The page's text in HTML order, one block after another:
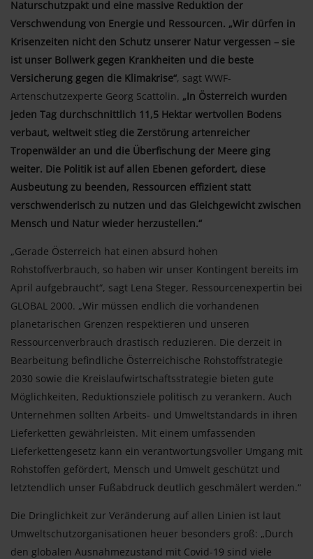
Naturschutzpakt und eine massive Reduktion der
Verschwendung von Energie und Ressourcen. „Wir dürfen in
Krisenzeiten nicht den Schutz unserer Natur vergessen – sie
ist unser Bollwerk gegen Krankheiten und die beste
Versicherung gegen die Klimakrise“, sagt WWF-
Artenschutzexperte Georg Scattolin. „In Österreich wurden
jeden Tag durchschnittlich 11,5 Hektar wertvollen Bodens
verbaut, weltweit stieg die Zerstörung artenreicher
Tropenwälder an und die Überfischung der Meere ging
weiter. Die Politik ist auf allen Ebenen gefordert, diese
Ausbeutung zu beenden, Ressourcen effizient statt
verschwenderisch zu nutzen und das Gleichgewicht zwischen
Mensch und Natur wieder herzustellen.“
„Gerade Österreich hat einen absurd hohen
Rohstoffverbrauch, so haben wir unser Kontingent bereits im
April aufgebraucht“, sagt Lena Steger, Ressourcenexpertin bei
GLOBAL 2000. „Wir müssen endlich die vorhandenen
planetarischen Grenzen respektieren und unseren
Ressourcenverbrauch drastisch reduzieren. Die derzeit in
Bearbeitung befindliche Österreichische Rohstoffstrategie
2030 sowie die Kreislaufwirtschaftsstrategie bieten gute
Möglichkeiten, Reduktionsziele politisch zu verankern. Auch
Unternehmen sollten Arbeits- und Umweltstandards in ihren
Lieferketten gewährleisten. Mit einem umfassenden
Lieferkettengesetz kann ein verantwortungsvoller Umgang mit
Rohstoffen gefördert, Mensch und Umwelt geschützt und
letztendlich unser Fußabdruck deutlich geschmälert werden.“
Die Dringlichkeit zur Veränderung auf allen Linien ist laut
Umweltschutzorganisationen heuer besonders groß: „Durch
den globalen Ausnahmezustand mit Covid-19 sind viele